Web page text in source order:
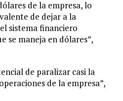
de la empresa, lo
de dejar a la
sistema financiero
se maneja en dólares”,
de paralizar casi la
de la empresa”,